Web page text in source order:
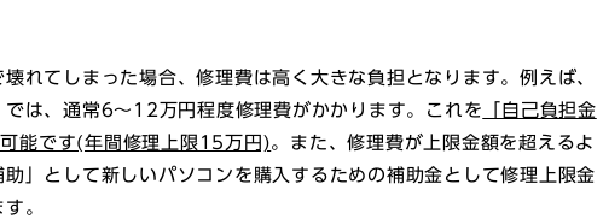
れてしまった場合、修理費は高く大きな負担となります。例えば、
は、通常6～12万円程度修理費がかかります。これを 「自己負担金
能です(年間修理上限15万円)。また、修理費が上限金額を超えるよ
」として新しいパソコンを購入するための補助金として修理上限金
。